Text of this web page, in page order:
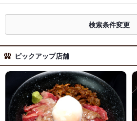
検索条件変更
ピックアップ店舗